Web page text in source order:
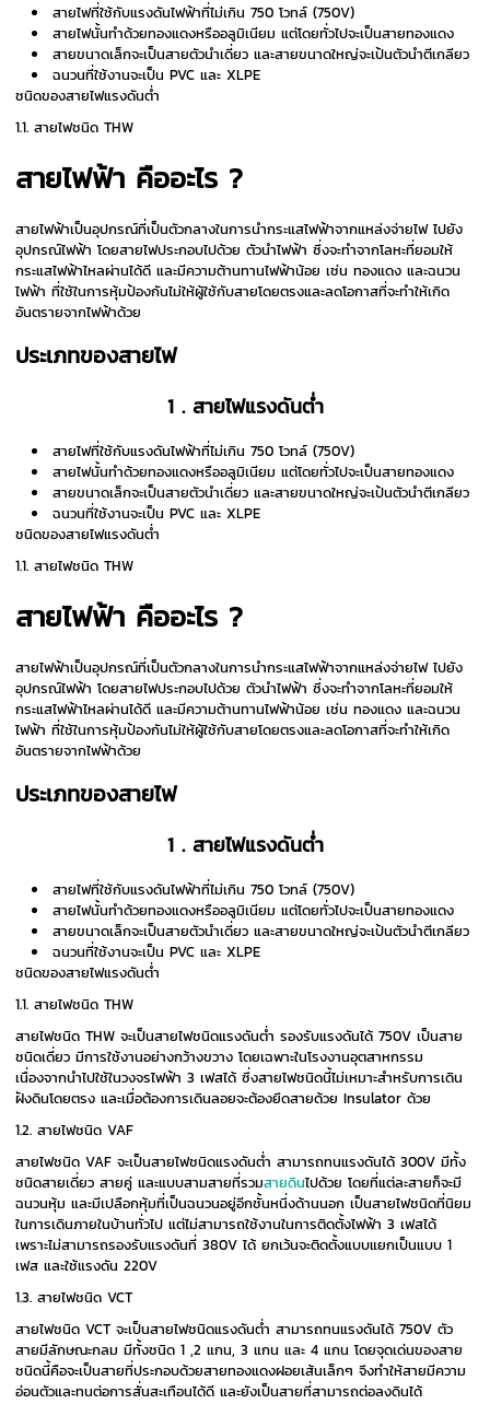
สายไฟที่ใช้กับแรงดันไฟฟ้าที่ไม่เกิน 750 โวทล์ (750V)
สายไฟนั้นทำด้วยทองแดงหรืออลูมิเนียม แต่โดยทั่วไปจะเป็นสายทองแดง
สายขนาดเล็กจะเป็นสายตัวนำเดี่ยว และสายขนาดใหญ่จะเป้นตัวนำตีเกลียว
ฉนวนที่ใช้งานจะเป็น PVC และ XLPE
ชนิดของสายไฟแรงดันต่ำ
1.1. สายไฟชนิด THW
สายไฟฟ้า คืออะไร ?
สายไฟฟ้าเป็นอุปกรณ์ที่เป็นตัวกลางในการนำกระแสไฟฟ้าจากแหล่งจ่ายไฟ ไปยัง
อุปกรณ์ไฟฟ้า โดยสายไฟประกอบไปด้วย ตัวนำไฟฟ้า ซึ่งจะทำจากโลหะที่ยอมให้
กระแสไฟฟ้าไหลผ่านได้ดี และมีความต้านทานไฟฟ้าน้อย เช่น ทองแดง และฉนวน
ไฟฟ้า ที่ใช้ในการหุ้มป้องกันไม่ให้ผู้ใช้กับสายโดยตรงและลดโอกาสที่จะทำให้เกิด
อันตรายจากไฟฟ้าด้วย
ประเภทของสายไฟ
1 . สายไฟแรงดันต่ำ
สายไฟที่ใช้กับแรงดันไฟฟ้าที่ไม่เกิน 750 โวทล์ (750V)
สายไฟนั้นทำด้วยทองแดงหรืออลูมิเนียม แต่โดยทั่วไปจะเป็นสายทองแดง
สายขนาดเล็กจะเป็นสายตัวนำเดี่ยว และสายขนาดใหญ่จะเป้นตัวนำตีเกลียว
ฉนวนที่ใช้งานจะเป็น PVC และ XLPE
ชนิดของสายไฟแรงดันต่ำ
1.1. สายไฟชนิด THW
สายไฟฟ้า คืออะไร ?
สายไฟฟ้าเป็นอุปกรณ์ที่เป็นตัวกลางในการนำกระแสไฟฟ้าจากแหล่งจ่ายไฟ ไปยัง
อุปกรณ์ไฟฟ้า โดยสายไฟประกอบไปด้วย ตัวนำไฟฟ้า ซึ่งจะทำจากโลหะที่ยอมให้
กระแสไฟฟ้าไหลผ่านได้ดี และมีความต้านทานไฟฟ้าน้อย เช่น ทองแดง และฉนวน
ไฟฟ้า ที่ใช้ในการหุ้มป้องกันไม่ให้ผู้ใช้กับสายโดยตรงและลดโอกาสที่จะทำให้เกิด
อันตรายจากไฟฟ้าด้วย
ประเภทของสายไฟ
1 . สายไฟแรงดันต่ำ
สายไฟที่ใช้กับแรงดันไฟฟ้าที่ไม่เกิน 750 โวทล์ (750V)
สายไฟนั้นทำด้วยทองแดงหรืออลูมิเนียม แต่โดยทั่วไปจะเป็นสายทองแดง
สายขนาดเล็กจะเป็นสายตัวนำเดี่ยว และสายขนาดใหญ่จะเป้นตัวนำตีเกลียว
ฉนวนที่ใช้งานจะเป็น PVC และ XLPE
ชนิดของสายไฟแรงดันต่ำ
1.1. สายไฟชนิด THW
สายไฟชนิด THW จะเป็นสายไฟชนิดแรงดันต่ำ รองรับแรงดันได้ 750V เป็นสาย
ชนิดเดี่ยว มีการใช้งานอย่างกว้างขวาง โดยเฉพาะในโรงงานอุตสาหกรรม
เนื่องจากนำไปใช้ในวงจรไฟฟ้า 3 เฟสได้ ซึ่งสายไฟชนิดนี้ไม่เหมาะสำหรับการเดิน
ฝังดินโดยตรง และเมื่อต้องการเดินลอยจะต้องยึดสายด้วย Insulator ด้วย
1.2. สายไฟชนิด VAF
สายไฟชนิด VAF จะเป็นสายไฟชนิดแรงดันต่ำ สามารถทนแรงดันได้ 300V มีทั้ง
ชนิดสายเดี่ยว สายคู่ และแบบสามสายที่รวมสายดินไปด้วย โดยที่แต่ละสายก็จะมี
ฉนวนหุ้ม และมีเปลือกหุ้มที่เป็นฉนวนอยู่อีกชั้นหนึ่งด้านนอก เป็นสายไฟชนิดที่นิยม
ในการเดินภายในบ้านทั่วไป แต่ไม่สามารถใช้งานในการติดตั้งไฟฟ้า 3 เฟสได้
เพราะไม่สามารถรองรับแรงดันที่ 380V ได้ ยกเว้นจะติดตั้งแบบแยกเป็นแบบ 1
เฟส และใช้แรงดัน 220V
1.3. สายไฟชนิด VCT
สายไฟชนิด VCT จะเป็นสายไฟชนิดแรงดันต่ำ สามารถทนแรงดันได้ 750V ตัว
สายมีลักษณะกลม มีทั้งชนิด 1 ,2 แกน, 3 แกน และ 4 แกน โดยจุดเด่นของสาย
ชนิดนี้คือจะเป็นสายที่ประกอบด้วยสายทองแดงฝอยเส้นเล็กๆ จึงทำให้สายมีความ
อ่อนตัวและทนต่อการสั่นสะเทือนได้ดี และยังเป็นสายที่สามารถต่อลงดินได้